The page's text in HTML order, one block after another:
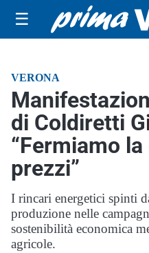
☰
VERONA
di Coldiretti
“Fermiamo
prezzi”
I rincari energetici spinti
produzione nelle
sostenibilità economica
agricole.